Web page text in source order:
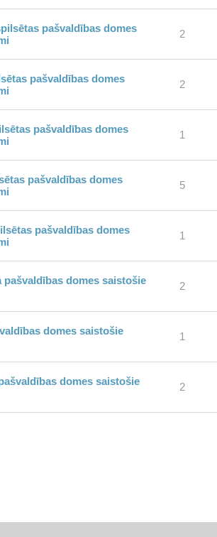
pašvaldības domes
2
pašvaldības domes
2
pašvaldības domes
1
pašvaldības domes
5
pašvaldības domes
1
pašvaldības domes saistošie
2
domes saistošie
1
domes saistošie
2